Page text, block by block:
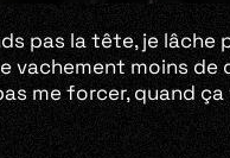
pas la tête, je
vachement moins
me forcer, quand